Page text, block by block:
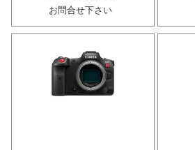
お問合せ下さい